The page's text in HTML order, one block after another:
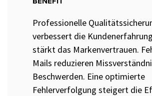
Professionelle
verbessert die
stärkt das Markenvertrauen.
Mails reduzieren
Beschwerden. Eine optimierte
Fehlerverfolgung steigert die